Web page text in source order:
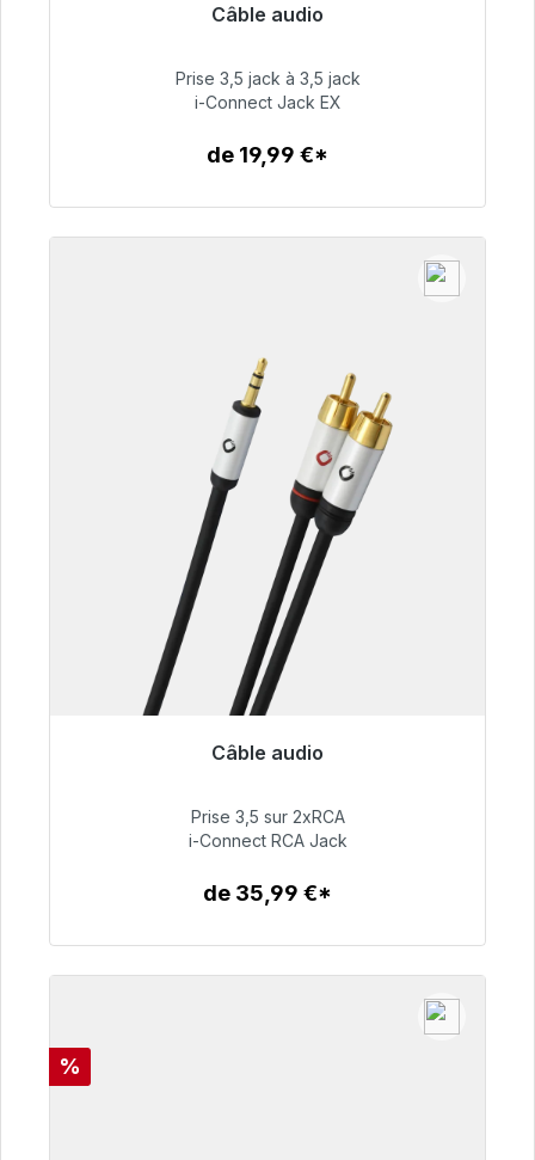
Câble audio
51,99 €
Prise 3,5 jack à 3,5 jack
i-Connect Jack EX
de 19,99 €*
Câble audio
51,99 €
Prise 3,5 sur 2xRCA
i-Connect RCA Jack
de 35,99 €*
Réduction
%